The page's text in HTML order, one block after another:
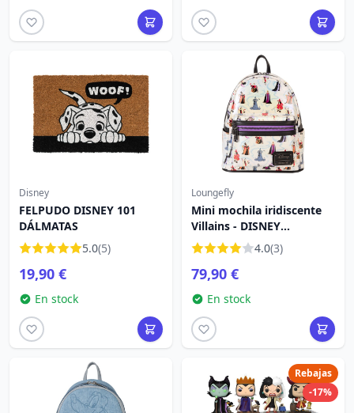
Disney
FELPUDO DISNEY 101
DÁLMATAS
5.0(5)
19,90 €
En stock
Loungefly
Mini mochila iridiscente
Villains - DISNEY
LOUNGEFLY4.0(3)
79,90 €
En stock
Rebajas
-17%